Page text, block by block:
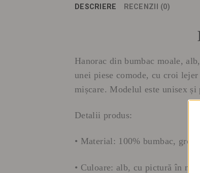
DESCRIERE RECENZII (0)
Hanorac din bumbac moale,
unei piese comode, cu croi
mișcare. Modelul este unisex
Detalii produs:
• Material: 100% bumbac,
• Culoare: alb, cu pictură în